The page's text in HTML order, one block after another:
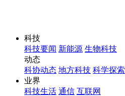
科技
科技要闻 新能源 生物科技
动态
科协动态 地方科技 科学探索
业界
科技生活 通信 互联网